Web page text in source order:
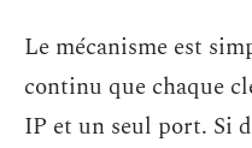
Le mécanisme est
continu que chaque
IP et un seul port. Si